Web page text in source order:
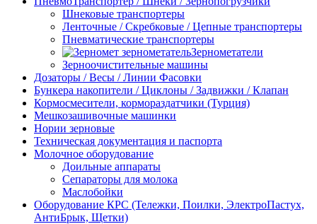
Шнековые транспортеры
Ленточные / Скребковые / Цепные транспортеры
Пневматические транспортеры
Зернометатели
Зерноочистительные машины
Дозаторы / Весы / Линии Фасовки
Бункера накопители / Циклоны / Задвижки / Клапан
Кормосмесители, кормораздатчики (Турция)
Мешкозашивочные машинки
Нории зерновые
Техническая документация и паспорта
Молочное оборудование
Доильные аппараты
Сепараторы для молока
Маслобойки
Оборудование КРС (Тележки, Поилки, ЭлектроПастух,
АнтиБрык, Щетки)